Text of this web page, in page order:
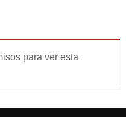
para ver esta